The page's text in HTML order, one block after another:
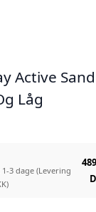
Active
Låg
3 dage (Levering